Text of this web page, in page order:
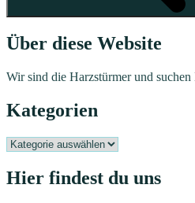
Über diese Website
Wir sind die Harzstürmer und
Kategorien
Kategorien
Hier findest du uns